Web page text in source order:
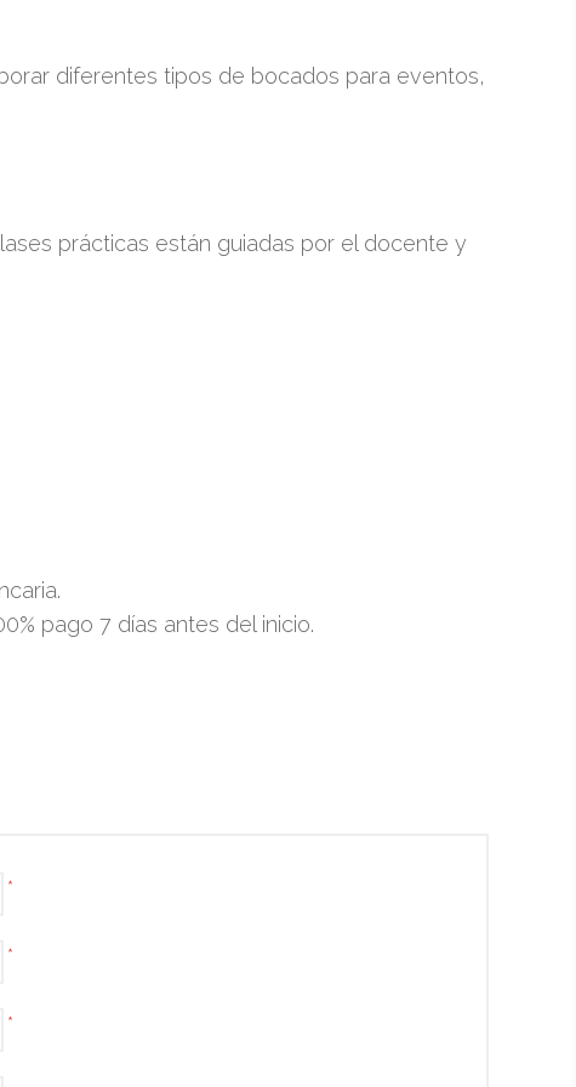
diferentes tipos de bocados para eventos,
prácticas están guiadas por el docente y
pago 7 días antes del inicio.
*
*
*